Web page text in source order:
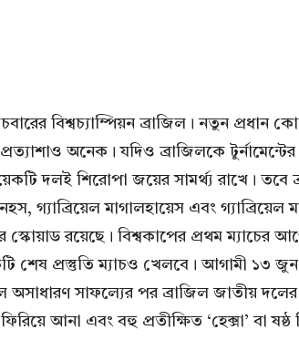
বিশ্বচ্যাম্পিয়ন ব্রাজিল। নতুন
অনেক। যদিও ব্রাজিলকে
দলই শিরোপা জয়ের সামর্থ্য রাখে।
গ্যাব্রিয়েল মাগালহায়েস এবং
রয়েছে। বিশ্বকাপের প্রথম ম্যাচের
শেষ প্রস্তুতি ম্যাচও খেলবে। আগামী ১৩
অসাধারণ সাফল্যের পর ব্রাজিল জাতীয়
আনা এবং বহু প্রতীক্ষিত ‘হেক্সা’ বা